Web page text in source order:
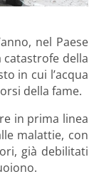
nel Paese
catastrofe della
in cui l’acqua
della fame.
in prima linea
malattie, con
già debilitati